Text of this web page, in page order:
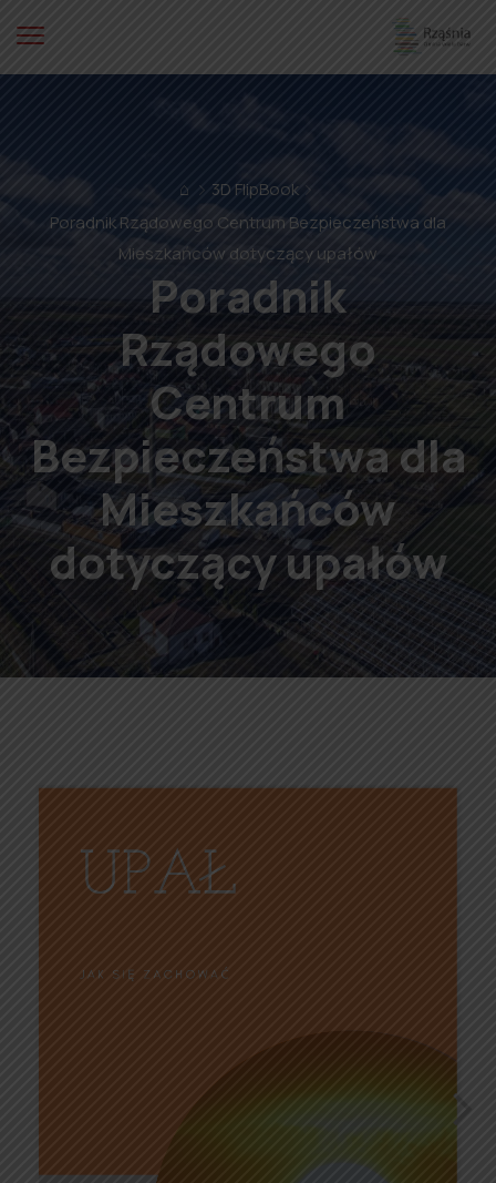
⌂
3D FlipBook
Poradnik Rządowego Centrum Bezpieczeństwa dla
Mieszkańców dotyczący upałów
Poradnik
Rządowego
Centrum
Bezpieczeństwa dla
Mieszkańców
dotyczący upałów